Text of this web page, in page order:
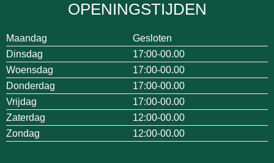
OPENINGSTIJDEN
Maandag
Gesloten
Dinsdag
17:00-00.00
Woensdag
17:00-00.00
Donderdag
17:00-00.00
Vrijdag
17:00-00.00
Zaterdag
12:00-00.00
Zondag
12:00-00.00